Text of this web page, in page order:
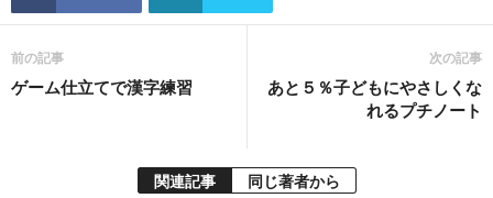
前の記事
ゲーム仕立てで漢字練習
次の記事
あと５％子どもにやさしくな
れるプチノート
関連記事 同じ著者から